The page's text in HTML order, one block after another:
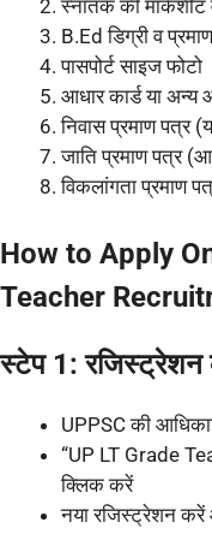
स्नातक की मार्कशीट
B.Ed डिग्री व
पासपोर्ट साइज फोटो
आधार कार्ड या अन्य
निवास प्रमाण पत्र
जाति प्रमाण पत्र
विकलांगता प्रमाण
How to Apply
Teacher
स्टेप 1: रजिस्ट्रेशन
UPPSC की
“UP LT Grade
क्लिक करें
नया रजिस्ट्रेशन करें